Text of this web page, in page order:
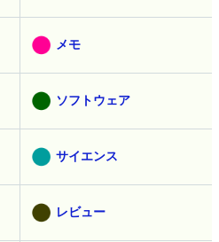
メモ
ソフトウェア
サイエンス
レビュー